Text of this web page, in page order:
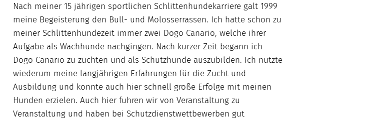
Nach meiner 15 jährigen sportlichen Schlittenhundekarriere galt 1999
meine Begeisterung den Bull- und Molosserrassen. Ich hatte schon zu
meiner Schlittenhundezeit immer zwei Dogo Canario, welche ihrer
Aufgabe als Wachhunde nachgingen. Nach kurzer Zeit begann ich
Dogo Canario zu züchten und als Schutzhunde auszubilden. Ich nutzte
wiederum meine langjährigen Erfahrungen für die Zucht und
Ausbildung und konnte auch hier schnell große Erfolge mit meinen
Hunden erzielen. Auch hier fuhren wir von Veranstaltung zu
Veranstaltung und haben bei Schutzdienstwettbewerben gut